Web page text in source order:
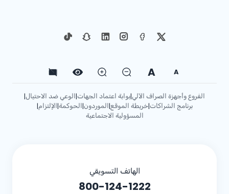
A
A
الفروع وأجهزة الصراف الآلي|بوابة اعتماد الجهات|الوعي ضد الاحتيال|
برنامج الشراكات|خريطة الموقع|الموردون|الحوكمة|الإلتزام|
المسؤولية الاجتماعية
الهاتف التسويقي
800-124-1222